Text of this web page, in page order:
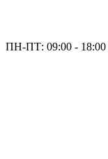
ПН-ПТ: 09:00 - 18:00